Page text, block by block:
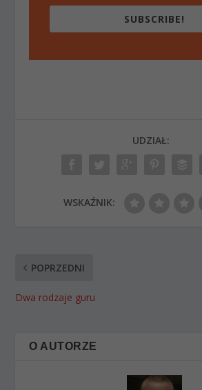
SUBSCRIBE!
UDZIAŁ:
WSKAŹNIK:
POPRZEDNI
Dwa rodzaje guru
O AUTORZE